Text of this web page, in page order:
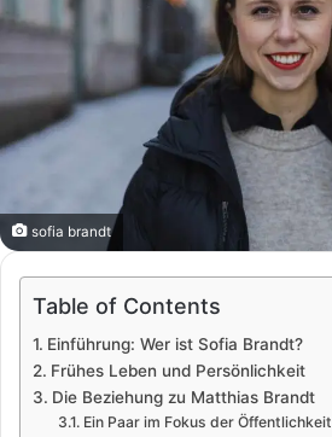
sofia brandt
Table of Contents
Einführung: Wer ist Sofia Brandt?
Frühes Leben und Persönlichkeit
Die Beziehung zu Matthias Brandt
Ein Paar im Fokus der Öffentlichkeit